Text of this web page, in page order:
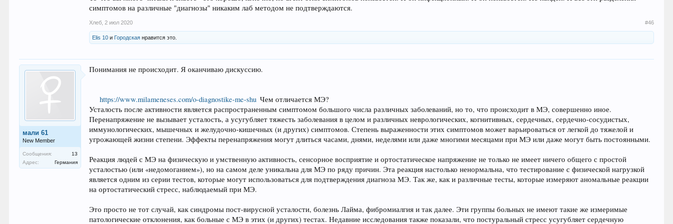
симптомов на различные "диагнозы" никаким лаб методом не подтверждаются.
Хлеб 2 июл 2020 #46
Elis 10 и Городская нравится это.
мали 61
New Member
Сообщения:
13
Адрес:
Германия
Понимания не происходит. Я оканчиваю дискуссию.
https://www.milameneses.com/o-diagnostike-me-shu Чем отличается МЭ?
Усталость после активности является распространенным симптомом большого числа различных заболеваний, но то, что происходит в MЭ, совершенно иное.
Перенапряжение не вызывает усталость, а усугубляет тяжесть заболевания в целом и различных неврологических, когнитивных, сердечных, сердечно-сосудистых,
иммунологических, мышечных и желудочно-кишечных (и других) симптомов. Степень выраженности этих симптомов может варьироваться от легкой до тяжелой и
угрожающей жизни степени. Эффекты перенапряжения могут длиться часами, днями, неделями или даже многими месяцами при МЭ или даже могут быть постоянными.
Реакция людей с МЭ на физическую и умственную активность, сенсорное восприятие и ортостатическое напряжение не только не имеет ничего общего с простой
усталостью (или «недомоганием»), но на самом деле уникальна для МЭ по ряду причин. Эта реакция настолько ненормальна, что тестирование с физической нагрузкой
является одним из серии тестов, которые могут использоваться для подтверждения диагноза MЭ. Так же, как и различные тесты, которые измеряют аномальные реакции
на ортостатический стресс, наблюдаемый при МЭ.
Это просто не тот случай, как синдромы пост-вирусной усталости, болезнь Лайма, фибромиалгия и так далее. Эти группы больных не имеют такие же измеримые
патологические отклонения, как больные с МЭ в этих (и других) тестах. Недавние исследования также показали, что постуральный стресс усугубляет сердечную